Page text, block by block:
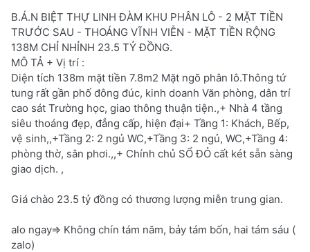
B.Á.N BIỆT THỰ LINH ĐÀM KHU PHÂN LÔ - 2 MẶT TIỀN
TRƯỚC SAU - THOÁNG VĨNH VIỄN - MẶT TIỀN RỘNG
138M CHỈ NHỈNH 23.5 TỶ ĐỒNG.
MÔ TẢ + Vị trí :
Diện tích 138m mặt tiền 7.8m2 Mặt ngõ phân lô.Thông tứ
tung rất gần phố đông đúc, kinh doanh Văn phòng, dân trí
cao sát Trường học, giao thông thuận tiện.,+ Nhà 4 tầng
siêu thoáng đẹp, đẳng cấp, hiện đại+ Tầng 1: Khách, Bếp,
vệ sinh,,+Tầng 2: 2 ngủ WC,+Tầng 3: 2 ngủ, WC,+Tầng 4:
phòng thờ, sân phơi.,,+ Chính chủ SỔ ĐỎ cất két sẵn sàng
giao dịch. ,
Giá chào 23.5 tỷ đồng có thương lượng miễn trung gian.
alo ngay=> Không chín tám năm, bảy tám bốn, hai tám sáu (
zalo)